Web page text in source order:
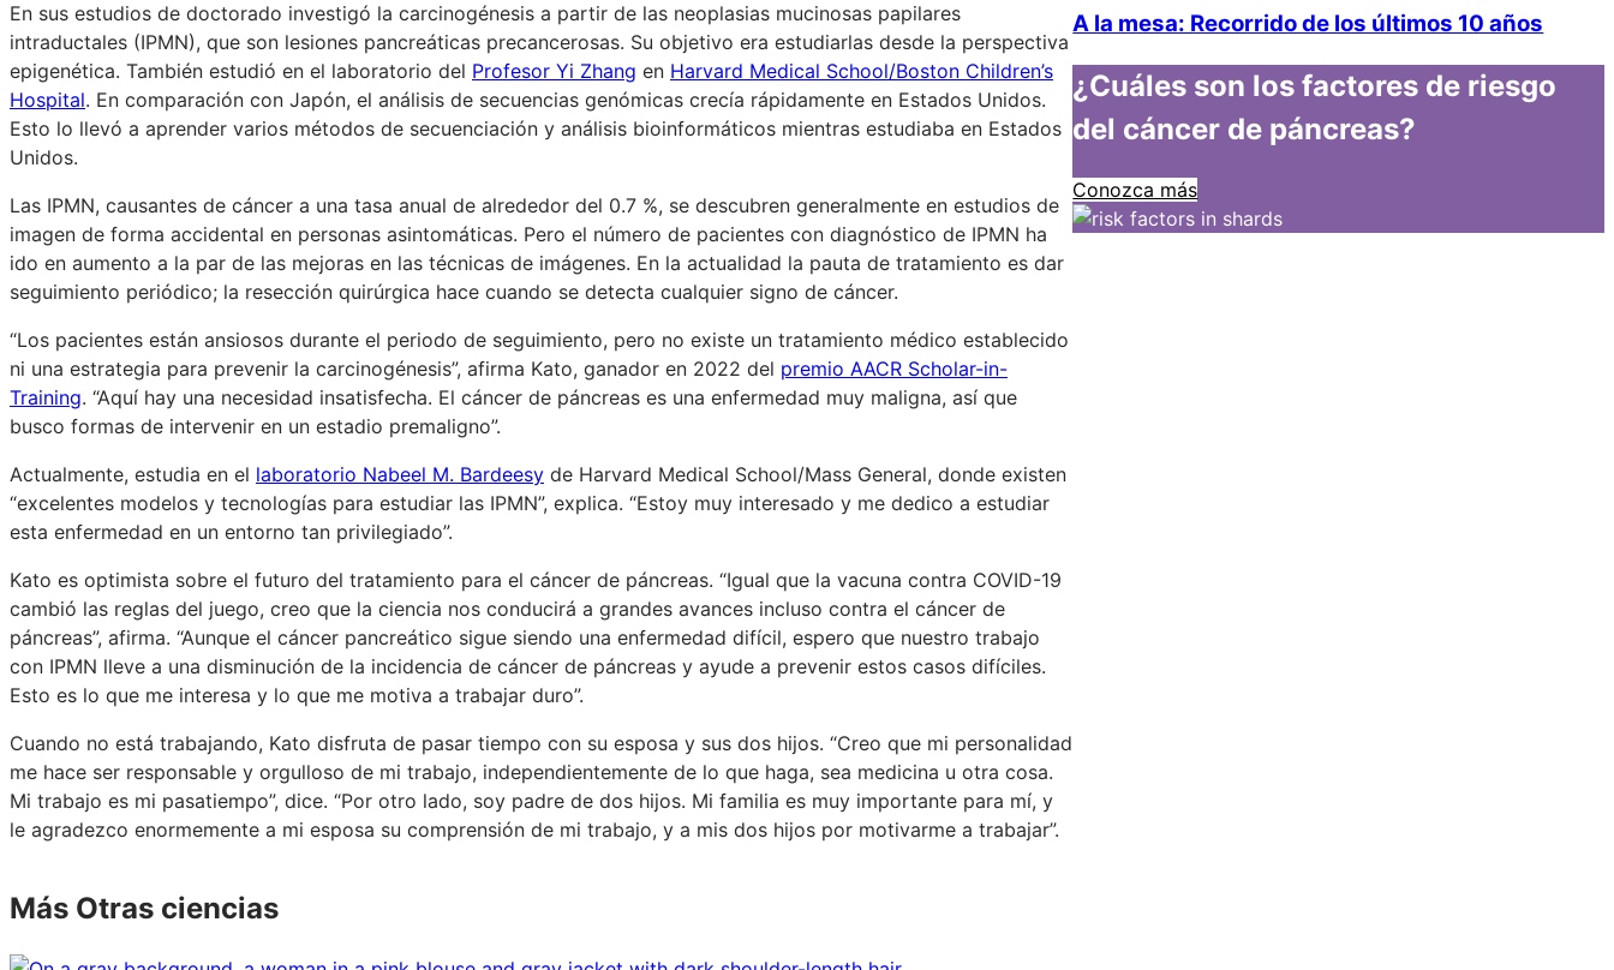
En sus estudios de doctorado investigó la carcinogénesis a partir de las neoplasias mucinosas papilares
intraductales (IPMN), que son lesiones pancreáticas precancerosas. Su objetivo era estudiarlas desde la perspectiva
epigenética. También estudió en el laboratorio del Profesor Yi Zhang en Harvard Medical School/Boston Children’s
Hospital. En comparación con Japón, el análisis de secuencias genómicas crecía rápidamente en Estados Unidos.
Esto lo llevó a aprender varios métodos de secuenciación y análisis bioinformáticos mientras estudiaba en Estados
Unidos.
Las IPMN, causantes de cáncer a una tasa anual de alrededor del 0.7 %, se descubren generalmente en estudios de
imagen de forma accidental en personas asintomáticas. Pero el número de pacientes con diagnóstico de IPMN ha
ido en aumento a la par de las mejoras en las técnicas de imágenes. En la actualidad la pauta de tratamiento es dar
seguimiento periódico; la resección quirúrgica hace cuando se detecta cualquier signo de cáncer.
“Los pacientes están ansiosos durante el periodo de seguimiento, pero no existe un tratamiento médico establecido
ni una estrategia para prevenir la carcinogénesis”, afirma Kato, ganador en 2022 del premio AACR Scholar-in-
Training. “Aquí hay una necesidad insatisfecha. El cáncer de páncreas es una enfermedad muy maligna, así que
busco formas de intervenir en un estadio premaligno”.
Actualmente, estudia en el laboratorio Nabeel M. Bardeesy de Harvard Medical School/Mass General, donde existen
“excelentes modelos y tecnologías para estudiar las IPMN”, explica. “Estoy muy interesado y me dedico a estudiar
esta enfermedad en un entorno tan privilegiado”.
Kato es optimista sobre el futuro del tratamiento para el cáncer de páncreas. “Igual que la vacuna contra COVID-19
cambió las reglas del juego, creo que la ciencia nos conducirá a grandes avances incluso contra el cáncer de
páncreas”, afirma. “Aunque el cáncer pancreático sigue siendo una enfermedad difícil, espero que nuestro trabajo
con IPMN lleve a una disminución de la incidencia de cáncer de páncreas y ayude a prevenir estos casos difíciles.
Esto es lo que me interesa y lo que me motiva a trabajar duro”.
Cuando no está trabajando, Kato disfruta de pasar tiempo con su esposa y sus dos hijos. “Creo que mi personalidad
me hace ser responsable y orgulloso de mi trabajo, independientemente de lo que haga, sea medicina u otra cosa.
Mi trabajo es mi pasatiempo”, dice. “Por otro lado, soy padre de dos hijos. Mi familia es muy importante para mí, y
le agradezco enormemente a mi esposa su comprensión de mi trabajo, y a mis dos hijos por motivarme a trabajar”.
A la mesa: Recorrido de los últimos 10 años
¿Cuáles son los factores de riesgo
del cáncer de páncreas?
Conozca más
Más Otras ciencias